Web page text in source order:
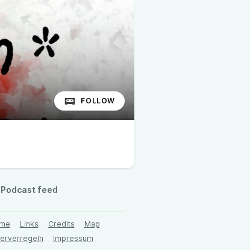
FOLLOW
Podcast feed
Links Credits
Map
Impressum